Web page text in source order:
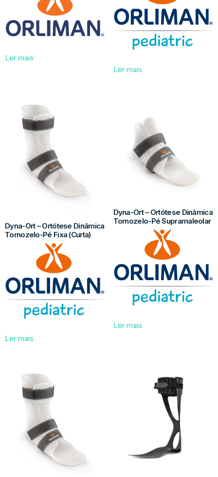
Ler mais
Ler mais
Dyna-Ort – Ortótese Dinâmica
Tornozelo-Pé Fixa (Curta)
Ler mais
Dyna-Ort – Ortótese Dinâmica
Tornozelo-Pé Supramaleolar
Ler mais